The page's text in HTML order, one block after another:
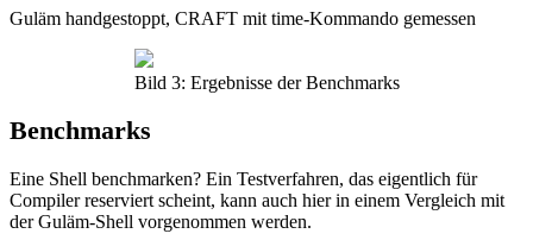
Guläm handgestoppt, CRAFT mit time-Kommando gemessen
Bild 3: Ergebnisse der Benchmarks
Benchmarks
Eine Shell benchmarken? Ein Testverfahren, das eigentlich für
Compiler reserviert scheint, kann auch hier in einem Vergleich mit
der Guläm-Shell vorgenommen werden.